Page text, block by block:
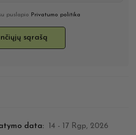
puslapio Privatumo politika
data: 14 - 17 Rgp, 2026